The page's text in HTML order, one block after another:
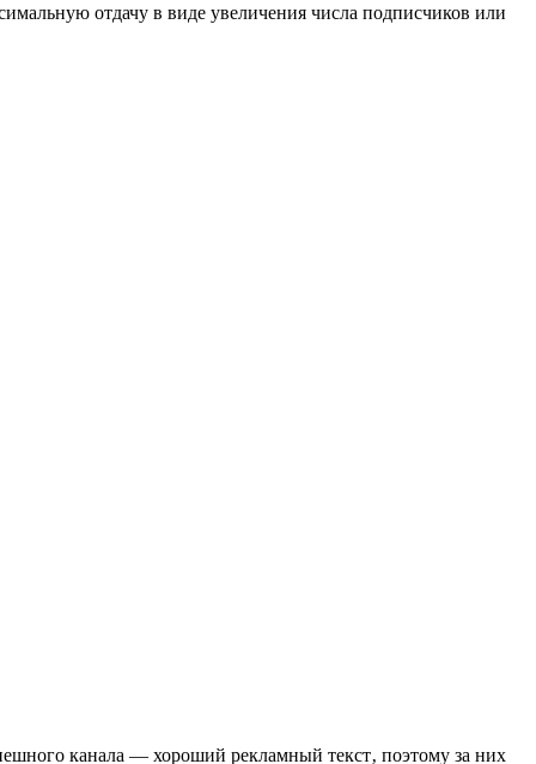
отдачу в виде увеличения числа подписчиков или
канала — хороший рекламный текст‚ поэтому за них